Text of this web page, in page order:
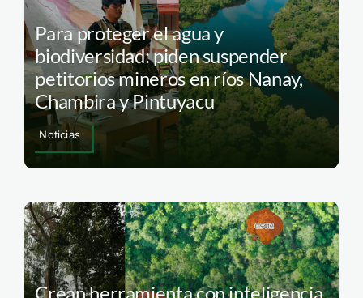
Para proteger el agua y
biodiversidad: piden suspender
petitorios mineros en ríos Nanay,
Chambira y Pintuyacu
Noticias
Crean herramienta con inteligencia